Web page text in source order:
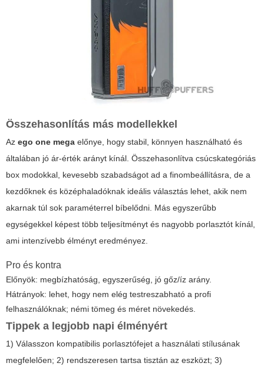
Összehasonlítás más modellekkel
Az ego one mega előnye, hogy stabil, könnyen használható és
általában jó ár-érték arányt kínál. Összehasonlítva csúcskategóriás
box modokkal, kevesebb szabadságot ad a finombeállításra, de a
kezdőknek és középhaladóknak ideális választás lehet, akik nem
akarnak túl sok paraméterrel bíbelődni. Más egyszerűbb
egységekkel képest több teljesítményt és nagyobb porlasztót kínál,
ami intenzívebb élményt eredményez.
Pro és kontra
Előnyök: megbízhatóság, egyszerűség, jó gőz/íz arány.
Hátrányok: lehet, hogy nem elég testreszabható a profi
felhasználóknak; némi tömeg és méret növekedés.
Tippek a legjobb napi élményért
1) Válasszon kompatibilis porlasztófejet a használati stílusának
megfelelően; 2) rendszeresen tartsa tisztán az eszközt; 3)